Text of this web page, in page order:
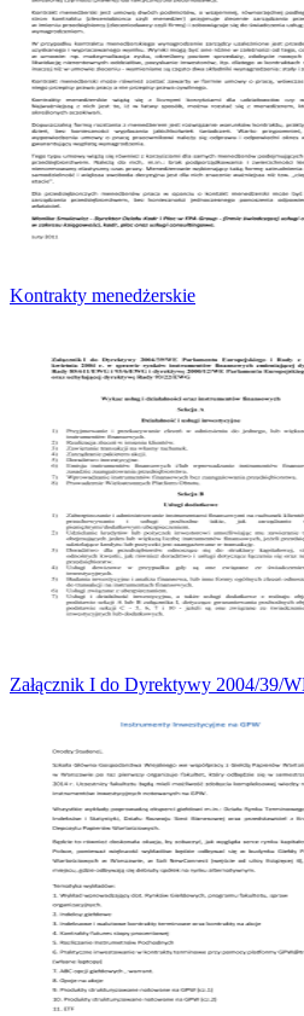
Kontrakty menedżerskie
Załącznik I do Dyrektywy 2004/39/